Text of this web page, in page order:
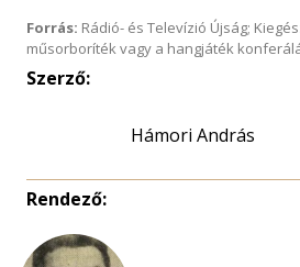
Forrás: Rádió- és Televízió Újság;
műsorboríték vagy a hangjáték
Szerző:
Hámori András
Rendező: